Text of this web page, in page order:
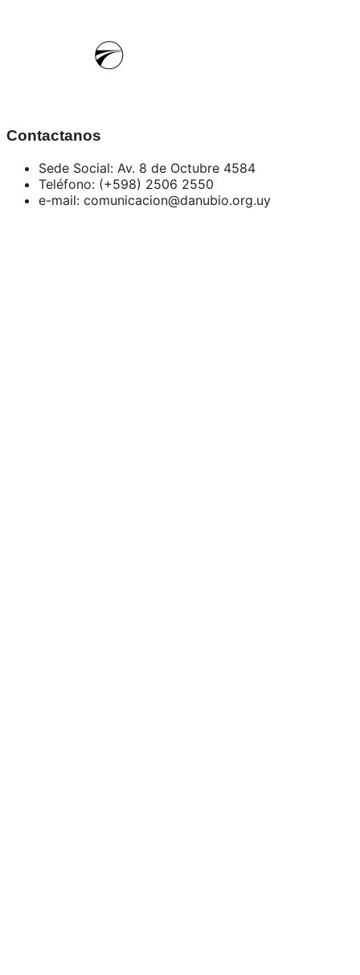
Contactanos
Sede Social: Av. 8 de Octubre 4584
Teléfono: (+598) 2506 2550
e-mail: comunicacion@danubio.org.uy